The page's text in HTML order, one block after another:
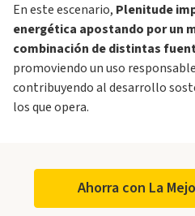
En este escenario, Plenitude
energética apostando por un
combinación de distintas
promoviendo un uso
contribuyendo al desarrollo
los que opera.
Ahorra con La